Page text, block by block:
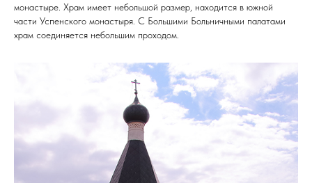
монастыре. Храм имеет небольшой размер, находится в южной
части Успенского монастыря. С Большими Больничными палатами
храм соединяется небольшим проходом.